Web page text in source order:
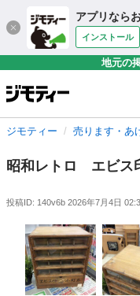
アプリなら
インストール
地元の
ジモティー 売ります・あ
昭和レトロ エビス
投稿ID: 140v6b 2026年7月4日